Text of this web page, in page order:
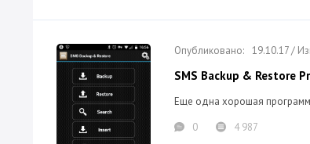
19.10.17 /
SMS Backup & Restore
Еще одна хорошая
0
4 987